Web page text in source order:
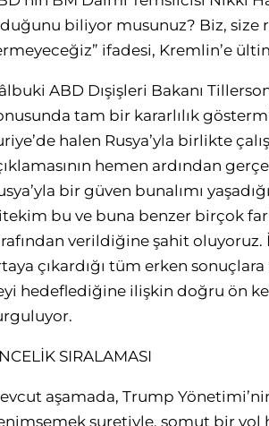
biliyor musunuz? Biz, size
ifadesi, Kremlin’e
ABD Dışişleri Bakanı
tam bir kararlılık
halen Rusya’yla birlikte
hemen ardından
bir güven bunalımı
bu ve buna benzer birçok
verildiğine şahit
çıkardığı tüm erken sonuçlara
hedeflediğine ilişkin doğru ön
SIRALAMASI
aşamada, Trump
suretiyle, somut bir